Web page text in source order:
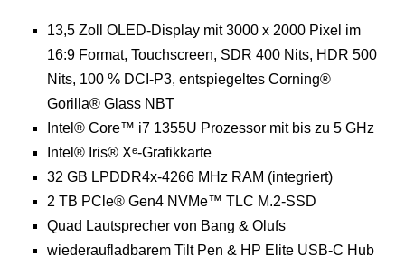
13,5 Zoll OLED-Display mit 3000 x 2000 Pixel im
16:9 Format, Touchscreen, SDR 400 Nits, HDR 500
Nits, 100 % DCI-P3, entspiegeltes Corning®
Gorilla® Glass NBT
Intel® Core™ i7 1355U Prozessor mit bis zu 5 GHz
Intel® Iris® Xᵉ-Grafikkarte
32 GB LPDDR4x-4266 MHz RAM (integriert)
2 TB PCle® Gen4 NVMe™ TLC M.2-SSD
Quad Lautsprecher von Bang & Olufs
wiederaufladbarem Tilt Pen & HP Elite USB-C Hub